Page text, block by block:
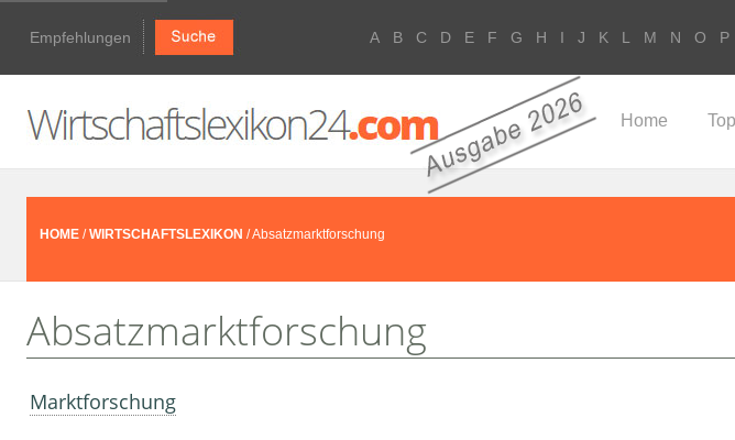
Empfehlungen A B C D E F G H I J K L M N O P
Home
HOME /WIRTSCHAFTSLEXIKON / Absatzmarktforschung
Absatzmarktforschung
Marktforschung